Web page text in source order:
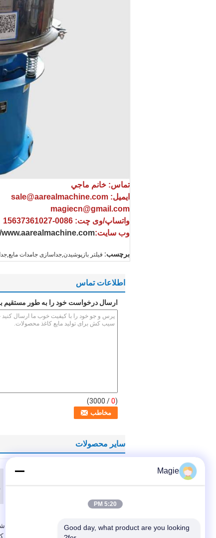
تماس: خانم ماجي
ایمیل: sale@aarealmachine.com
magiecn@gmail.com
واتساپ/وی چت: 0086-15637361027
وب سایت:www.aarealmachine.com
برچسب: فیلتر بازپوشیدن,جداسازی جامدات
اطلاعات تماس
ارسال درخواست خود را به طور مستقیم
(
0
/ 3000)
سایر محصولات
جداکننده مایعات جامد
با طراحي ورودی لبه
Magie
5:20 PM
Good day, what product are you looking